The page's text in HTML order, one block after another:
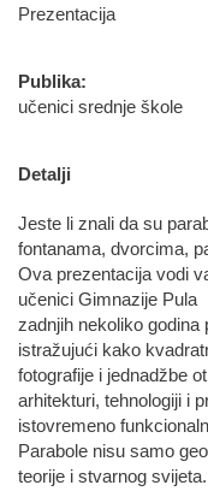
Prezentacija
Publika:
učenici srednje škole
Detalji
Jeste li znali da su
fontanama, dvorcima,
Ova prezentacija vodi
učenici Gimnazije Pula
zadnjih nekoliko
istražujući kako
fotografije i jednadžbe
arhitekturi, tehnologiji i
istovremeno
Parabole nisu samo
teorije i stvarnog